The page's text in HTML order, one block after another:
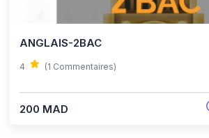
ANGLAIS-2BAC
4 (1 Commentaires)
200 MAD